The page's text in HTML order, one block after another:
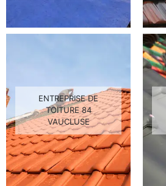
ENTREPRISE DE
TOITURE 84
VAUCLUSE